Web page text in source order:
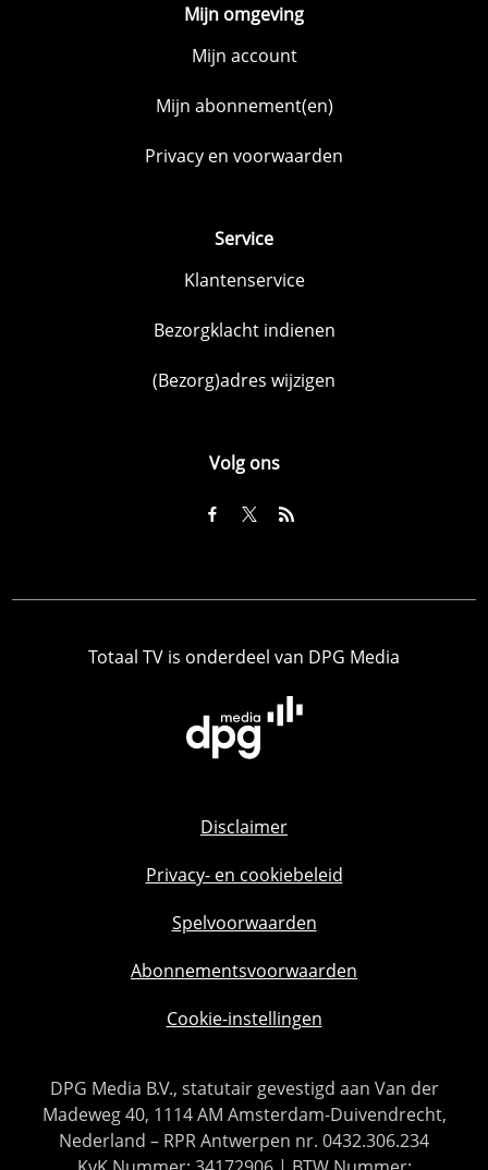
Mijn omgeving
Mijn account
Mijn abonnement(en)
Privacy en voorwaarden
Service
Klantenservice
Bezorgklacht indienen
(Bezorg)adres wijzigen
Volg ons
Totaal TV is onderdeel van DPG Media
Disclaimer
Privacy- en cookiebeleid
Spelvoorwaarden
Abonnementsvoorwaarden
Cookie-instellingen
DPG Media B.V., statutair gevestigd aan Van der
Madeweg 40, 1114 AM Amsterdam-Duivendrecht,
Nederland – RPR Antwerpen nr. 0432.306.234